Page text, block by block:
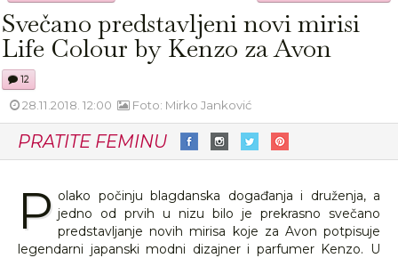
Moda Ljubav Relax Putovanja Recepti
Proizvodi
Svečano predstavljeni novi mirisi
Life Colour by Kenzo za Avon
12
28.11.2018. 12:00 Foto: Mirko Janković
PRATITE FEMINU
P olako počinju blagdanska događanja i druženja, a
jedno od prvih u nizu bilo je prekrasno svečano
predstavljanje novih mirisa koje za Avon potpisuje
legendarni japanski modni dizajner i parfumer Kenzo. U